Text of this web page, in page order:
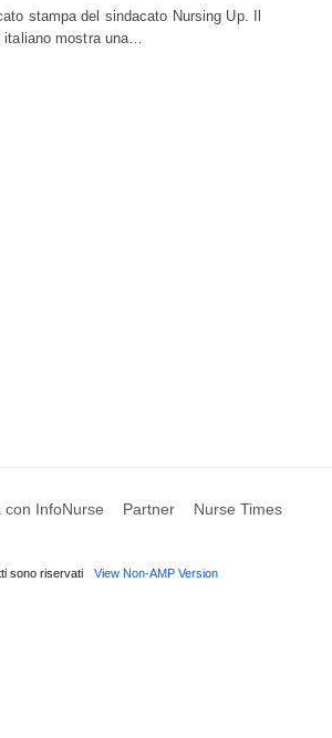
stampa del sindacato Nursing Up. Il
italiano mostra una…
con InfoNurse Partner Nurse Times
sono riservati View Non-AMP Version